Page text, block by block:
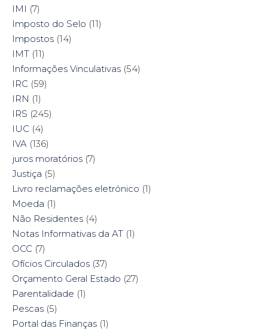
IMI (7)
Imposto do Selo (11)
Impostos (14)
IMT (11)
Informações Vinculativas (54)
IRC (59)
IRN (1)
IRS (245)
IUC (4)
IVA (136)
juros moratórios (7)
Justiça (5)
Livro reclamações eletrónico (1)
Moeda (1)
Não Residentes (4)
Notas Informativas da AT (1)
OCC (7)
Ofícios Circulados (37)
Orçamento Geral Estado (27)
Parentalidade (1)
Pescas (5)
Portal das Finanças (1)